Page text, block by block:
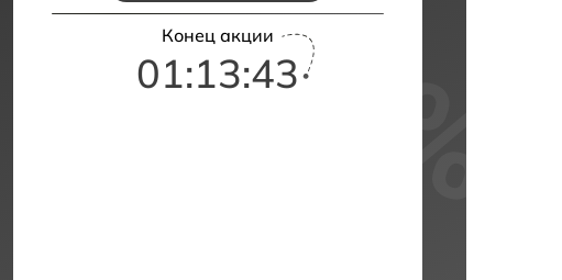
Конец акции
01:13:42